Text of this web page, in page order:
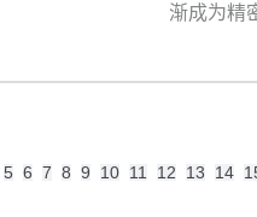
渐成为精
5 6 7 8 9 10 11 12 13 14